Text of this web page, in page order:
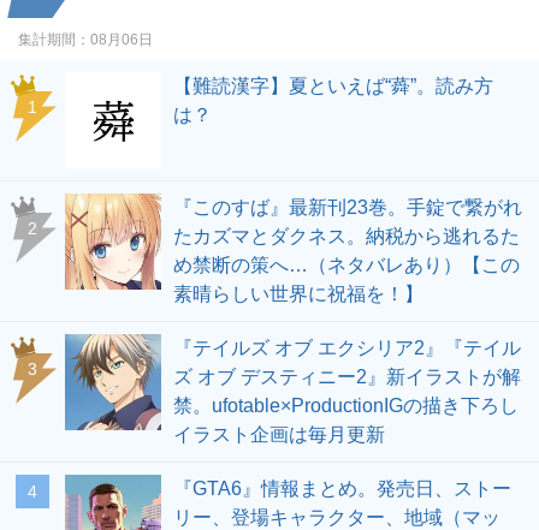
集計期間： 08月06日
1
【難読漢字】夏といえば“蕣”。読み方
は？
2
『このすば』最新刊23巻。手錠で繋がれ
たカズマとダクネス。納税から逃れるた
め禁断の策へ…（ネタバレあり）【この
素晴らしい世界に祝福を！】
3
『テイルズ オブ エクシリア2』『テイル
ズ オブ デスティニー2』新イラストが解
禁。ufotable×ProductionIGの描き下ろし
イラスト企画は毎月更新
4
『GTA6』情報まとめ。発売日、ストー
リー、登場キャラクター、地域（マッ